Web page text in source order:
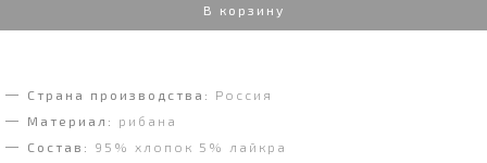
В корзину
Страна производства:
Россия
Материал:
рибана
Состав:
95% хлопок 5% лайкра